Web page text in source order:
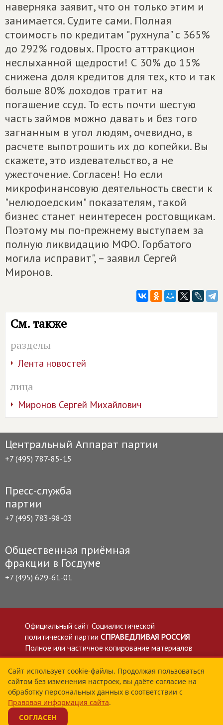
наверняка заявит, что он только этим и
занимается. Судите сами. Полная
стоимость по кредитам "рухнула" с 365%
до 292% годовых. Просто аттракцион
неслыханной щедрости! С 30% до 15%
снижена доля кредитов для тех, кто и так
больше 80% доходов тратит на
погашение ссуд. То есть почти шестую
часть займов можно давать и без того
загнанным в угол людям, очевидно, в
расчете выпотрошить их до копейки. Вы
скажете, это издевательство, а не
ужесточение. Согласен! Но если
микрофинансовую деятельность свести к
"нелюдоедским" показателям, такой
бизнес станет неинтересен ростовщикам.
Поэтому мы по-прежнему выступаем за
полную ликвидацию МФО. Горбатого
могила исправит", – заявил Сергей
Миронов.
См. также
разделы
Лента новостей
лица
Миронов Сергей Михайлович
Центральный Аппарат партии
+7 (495) 787-85-15
Пресс-служба
партии
+7 (495) 783-98-03
Общественная приёмная
фракции в Госдуме
+7 (495) 629-61-01
Официальный сайт Социалистической
политической партии СПРАВЕДЛИВАЯ РОССИЯ
Полное или частичное копирование материалов
приветствуется со ссылкой на сайт spravedlivo.ru
Политика в отношении обработки персональных
данных
Все материалы сайта spravedlivo.ru доступны по
лицензии Creative Commons Attribution 4.0 International
Сайт использует cookie-файлы. Продолжая пользоваться
сайтом без изменения настроек, вы даёте согласие на
обработку персональных данных в соответствии с
Правовая информация сайта.
СОГЛАСЕН